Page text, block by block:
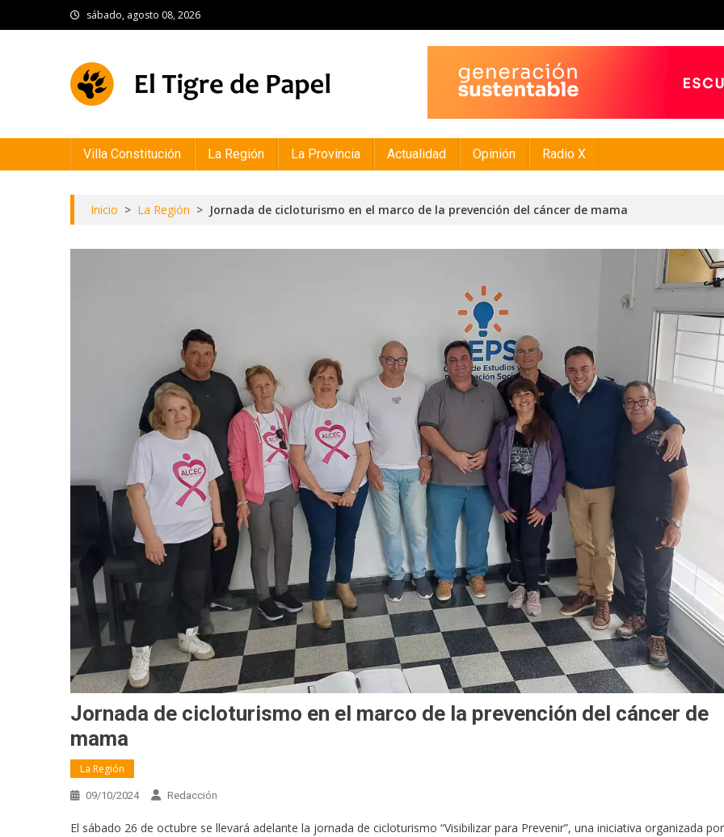
to
sábado, agosto 08, 2026
Villa Constitución La Región La Provincia Actualidad Opinión Radio X
Inicio > La Región > Jornada de cicloturismo en el marco de la prevención del cáncer de mama
Jornada de cicloturismo en el marco de la prevención del cáncer de
mama
La Región
09/10/2024 Redacción
El sábado 26 de octubre se llevará adelante la jornada de cicloturismo “Visibilizar para Prevenir”, una iniciativa organizada por